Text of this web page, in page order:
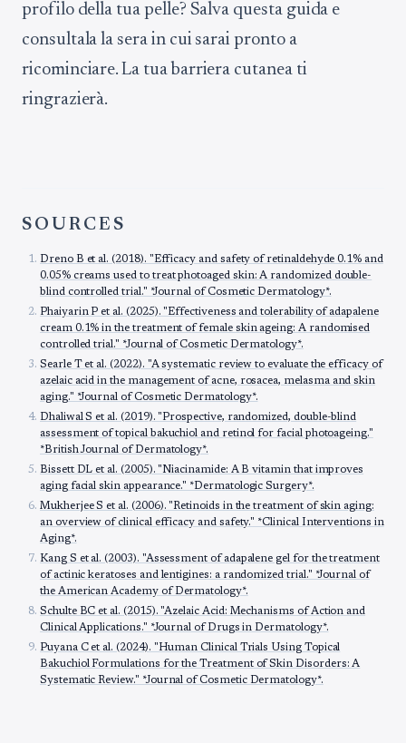
profilo della tua pelle? Salva questa guida e
consultala la sera in cui sarai pronto a
ricominciare. La tua barriera cutanea ti
ringrazierà.
SOURCES
Dreno B et al. (2018). "Efficacy and safety of retinaldehyde 0.1% and
0.05% creams used to treat photoaged skin: A randomized double-
blind controlled trial." *Journal of Cosmetic Dermatology*.
Phaiyarin P et al. (2025). "Effectiveness and tolerability of adapalene
cream 0.1% in the treatment of female skin ageing: A randomised
controlled trial." *Journal of Cosmetic Dermatology*.
Searle T et al. (2022). "A systematic review to evaluate the efficacy of
azelaic acid in the management of acne, rosacea, melasma and skin
aging." *Journal of Cosmetic Dermatology*.
Dhaliwal S et al. (2019). "Prospective, randomized, double-blind
assessment of topical bakuchiol and retinol for facial photoageing."
*British Journal of Dermatology*.
Bissett DL et al. (2005). "Niacinamide: A B vitamin that improves
aging facial skin appearance." *Dermatologic Surgery*.
Mukherjee S et al. (2006). "Retinoids in the treatment of skin aging:
an overview of clinical efficacy and safety." *Clinical Interventions in
Aging*.
Kang S et al. (2003). "Assessment of adapalene gel for the treatment
of actinic keratoses and lentigines: a randomized trial." *Journal of
the American Academy of Dermatology*.
Schulte BC et al. (2015). "Azelaic Acid: Mechanisms of Action and
Clinical Applications." *Journal of Drugs in Dermatology*.
Puyana C et al. (2024). "Human Clinical Trials Using Topical
Bakuchiol Formulations for the Treatment of Skin Disorders: A
Systematic Review." *Journal of Cosmetic Dermatology*.